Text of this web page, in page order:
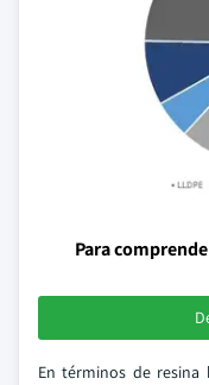
Para
En términos de resina